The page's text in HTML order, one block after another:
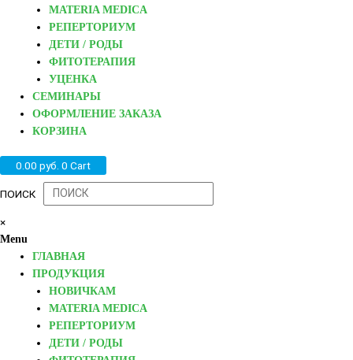
MATERIA MEDICA
РЕПЕРТОРИУМ
ДЕТИ / РОДЫ
ФИТОТЕРАПИЯ
УЦЕНКА
СЕМИНАРЫ
ОФОРМЛЕНИЕ ЗАКАЗА
КОРЗИНА
0.00 руб. 0 Cart
ПОИСК
×
Menu
ГЛАВНАЯ
ПРОДУКЦИЯ
НОВИЧКАМ
MATERIA MEDICA
РЕПЕРТОРИУМ
ДЕТИ / РОДЫ